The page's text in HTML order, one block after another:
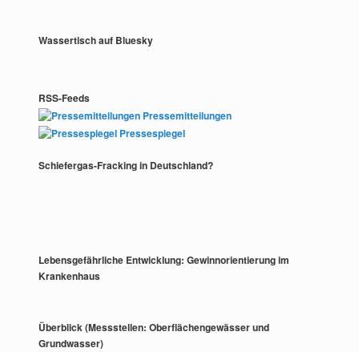
Wassertisch auf Bluesky
RSS-Feeds
Pressemitteilungen
Pressespiegel
Schiefergas-Fracking in Deutschland?
Lebensgefährliche Entwicklung: Gewinnorientierung im
Krankenhaus
Überblick (Messstellen: Oberflächengewässer und
Grundwasser)